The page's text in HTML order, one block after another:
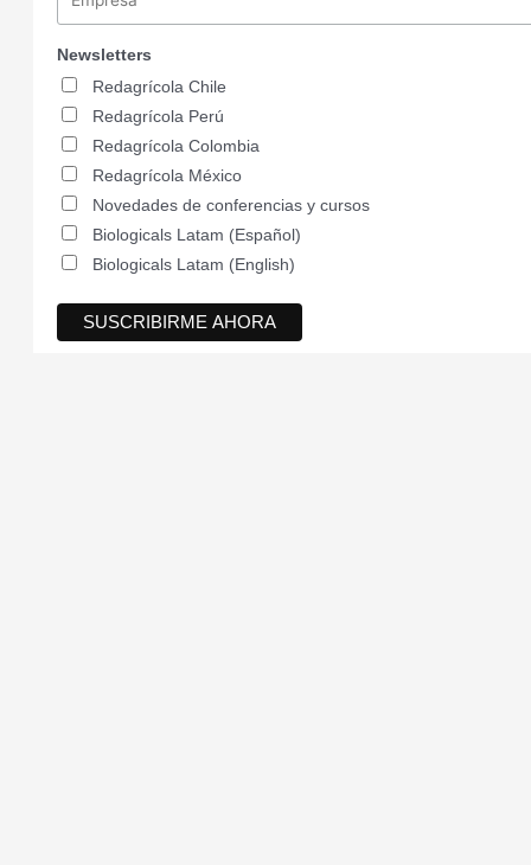
Newsletters
Redagrícola Chile
Redagrícola Perú
Redagrícola Colombia
Redagrícola México
Novedades de conferencias y cursos
Biologicals Latam (Español)
Biologicals Latam (English)